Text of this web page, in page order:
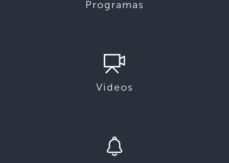
Programas
Videos